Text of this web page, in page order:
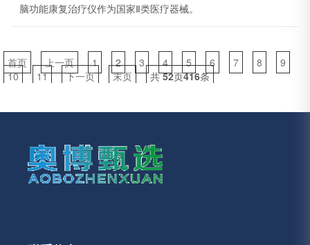
脑功能康复治疗仪作为国家Ⅱ类医疗器械。
首页 上一页 1 2 3 4 5 6 7 8
9
10
11 下一页 末页 共52页416条